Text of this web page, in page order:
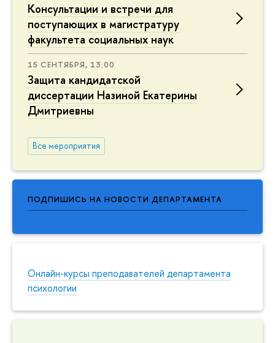
Консультации и встречи для
поступающих в магистратуру
факультета социальных наук
15 СЕНТЯБРЯ, 13:00
Защита кандидатской
диссертации Назиной Екатерины
Дмитриевны
Все мероприятия
ПОДПИШИСЬ НА НОВОСТИ ДЕПАРТАМЕНТА
Онлайн-курсы преподавателей департамента
психологии